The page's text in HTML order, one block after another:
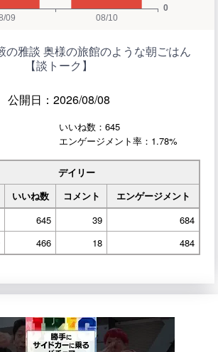
の雅談 奥様の旅館のような朝ごはん
【談トーク】
公開日：2026/08/08
いいね数：645
エンゲージメント率：1.78%
デイリー
いいね数 コメント
エンゲージメント
645 39
684
466 18 484